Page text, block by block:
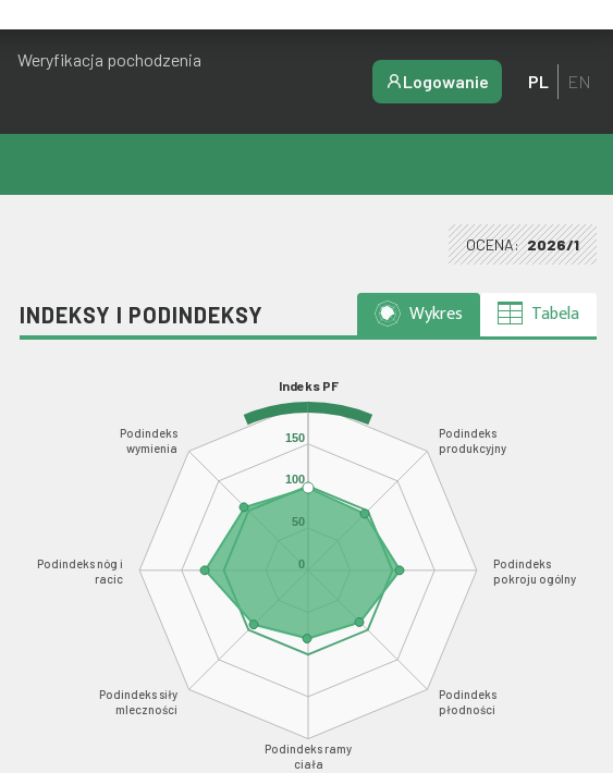
Weryfikacja pochodzenia
Logowanie PL EN
OCENA: 2026/1
INDEKSY I PODINDEKSY Wykres Tabela
Indeks PF
Podindeks
produkcyjny
Podindeks
pokroju ogólny
Podindeks
płodności
Podindeks ramy
ciała
Podindeks siły
mleczności
Podindeks nóg i
racic
Podindeks
wymienia
0
50
100
150